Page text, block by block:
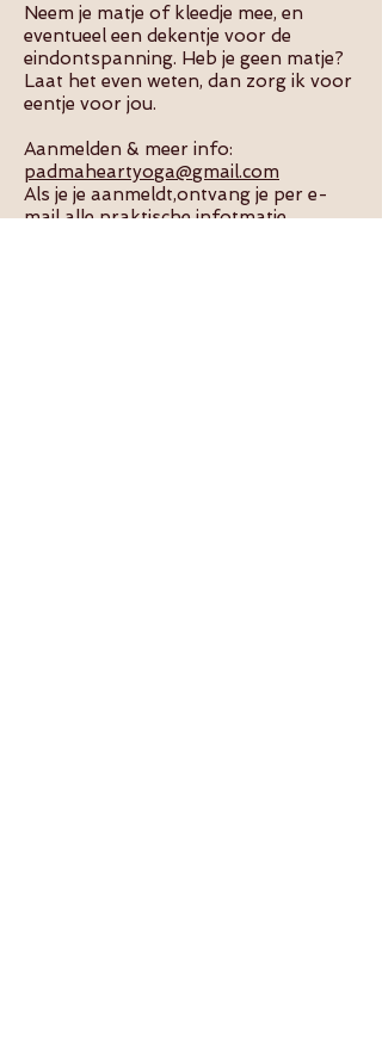
Neem je matje of kleedje mee, en
eventueel een dekentje voor de
eindontspanning. Heb je geen matje?
Laat het even weten, dan zorg ik voor
eentje voor jou.
Aanmelden & meer info:
padmaheartyoga@gmail.com
Als je je aanmeldt,ontvang je per e-
mail alle praktische infotmatie.